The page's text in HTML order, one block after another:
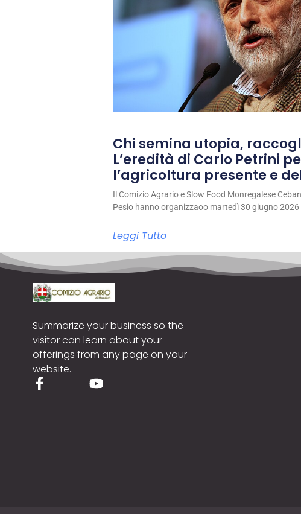
Chi semina utopia,
L’eredità di Carlo Petrini
l’agricoltura presente e
Il Comizio Agrario e Slow Food Monregalese
Pesio hanno organizzaoo martedì 30 giugno 2026
Leggi Tutto
Summarize your business so the
visitor can learn about your
offerings from any page on your
website.